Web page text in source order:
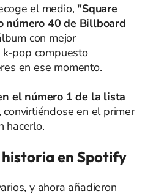
el medio, "Square
número 40 de Billboard
con mejor
pop compuesto
en ese momento.
el número 1 de la lista
convirtiéndose en el primer
hacerlo.
historia en Spotify
y ahora añadieron